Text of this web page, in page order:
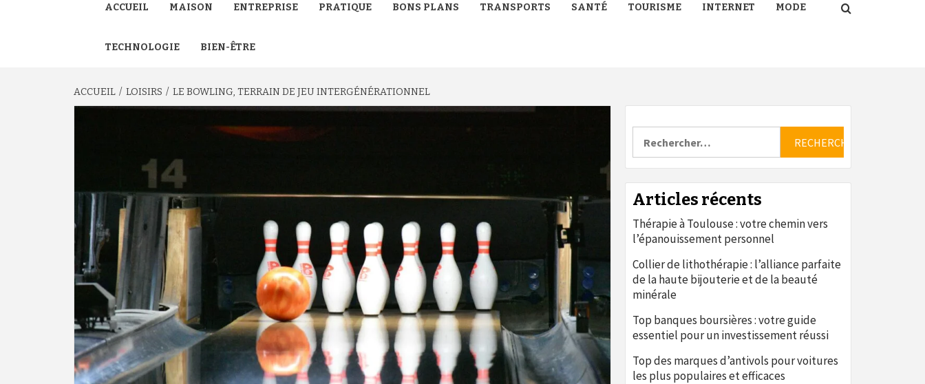
ACCUEIL MAISON ENTREPRISE PRATIQUE BONS PLANS TRANSPORTS SANTÉ TOURISME INTERNET MODE
TECHNOLOGIE BIEN-ÊTRE
ACCUEIL LOISIRS LE BOWLING, TERRAIN DE JEU INTERGÉNÉRATIONNEL
Articles récents
Thérapie à Toulouse : votre chemin vers
l’épanouissement personnel
Collier de lithothérapie : l’alliance parfaite
de la haute bijouterie et de la beauté
minérale
Top banques boursières : votre guide
essentiel pour un investissement réussi
Top des marques d’antivols pour voitures
les plus populaires et efficaces